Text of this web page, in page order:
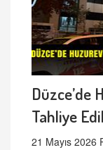
Düzce’de
Tahliye
21 Mayıs 2026